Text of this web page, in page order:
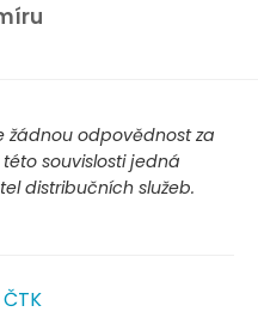
žádnou odpovědnost za
souvislosti jedná
distribučních služeb.